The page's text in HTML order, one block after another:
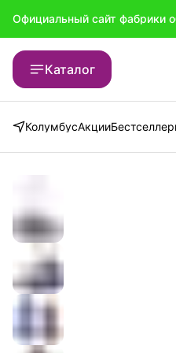
Официальный сайт фабрики
Официальный сайт фабрики
Каталог
КолумбусАкции